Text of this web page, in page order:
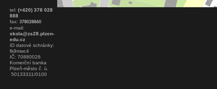
tel: (+420) 378 028
888
fax: 378028860
e-mail:
skola@zs28.plzen-
edu.cz
ID datové schránky:
fk9mwc4
IČ: 70880026
Komerční banka
Plzeň-město č. ú.
50133311/0100